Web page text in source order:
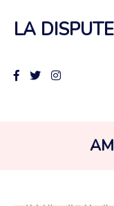
contenu
LA DISPUTE